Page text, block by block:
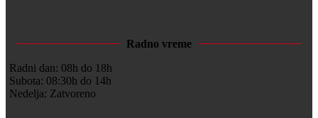
Radno vreme
Radni dan: 08h do 18h
Subota: 08:30h do 14h
Nedelja: Zatvoreno